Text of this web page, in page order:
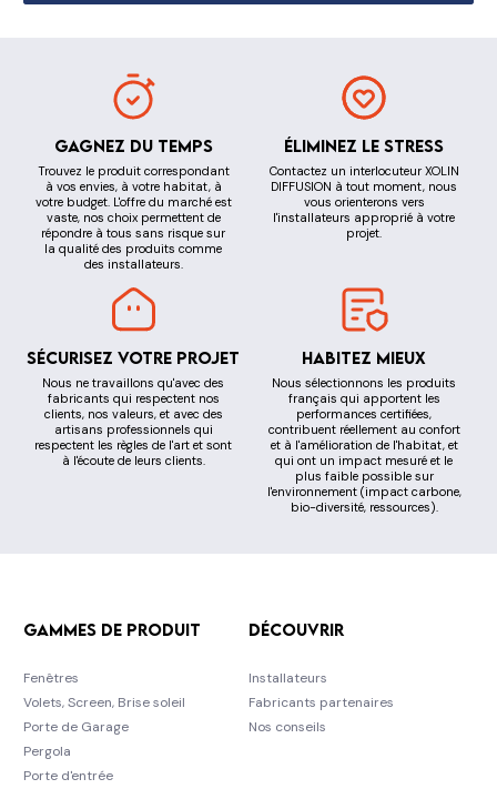
Gagnez du temps
Trouvez le produit correspondant
à vos envies, à votre habitat, à
votre budget. L'offre du marché est
vaste, nos choix permettent de
répondre à tous sans risque sur
la qualité des produits comme
des installateurs.
Éliminez le stress
Contactez un interlocuteur XOLIN
DIFFUSION à tout moment, nous
vous orienterons vers
l'installateurs approprié à votre
projet.
Sécurisez votre projet
Nous ne travaillons qu'avec des
fabricants qui respectent nos
clients, nos valeurs, et avec des
artisans professionnels qui
respectent les règles de l'art et sont
à l'écoute de leurs clients.
Habitez mieux
Nous sélectionnons les produits
français qui apportent les
performances certifiées,
contribuent réellement au confort
et à l'amélioration de l'habitat, et
qui ont un impact mesuré et le
plus faible possible sur
l'environnement (impact carbone,
bio-diversité, ressources).
Gammes de produit
Fenêtres
Volets, Screen, Brise soleil
Porte de Garage
Pergola
Porte d'entrée
Découvrir
Installateurs
Fabricants partenaires
Nos conseils